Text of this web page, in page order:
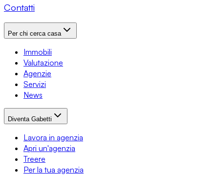
Contatti
Per chi cerca casa
Immobili
Valutazione
Agenzie
Servizi
News
Diventa Gabetti
Lavora in agenzia
Apri un'agenzia
Treere
Per la tua agenzia